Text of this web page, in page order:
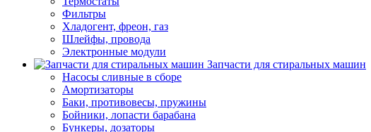
Фильтры
Хладогент, фреон, газ
Шлейфы, провода
Электронные модули
Запчасти для стиральных машин
Насосы сливные в сборе
Амортизаторы
Баки, противовесы, пружины
Бойники, лопасти барабана
Бункеры, дозаторы